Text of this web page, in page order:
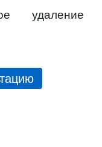
удаление